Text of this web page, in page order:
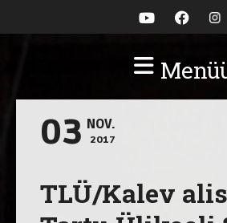
03 NOV.
2017
TLÜ/Kalev